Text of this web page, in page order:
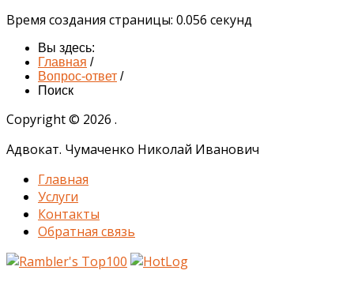
Время создания страницы: 0.056 секунд
Вы здесь:
Главная /
Вопрос-ответ /
Поиск
Copyright © 2026 .
Адвокат. Чумаченко Николай Иванович
Главная
Услуги
Контакты
Обратная связь